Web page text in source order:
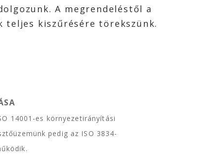
A megrendeléstől a
kiszűrésére törekszünk.
14001-es környezetirányítási
pedig az ISO 3834-